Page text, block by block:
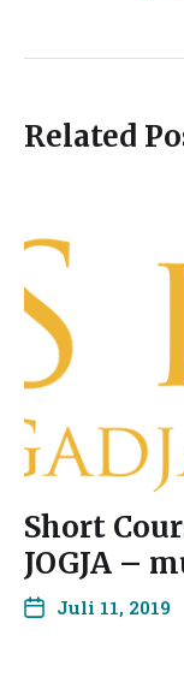
Related
Short
JOGJA –
Juli 11, 2019